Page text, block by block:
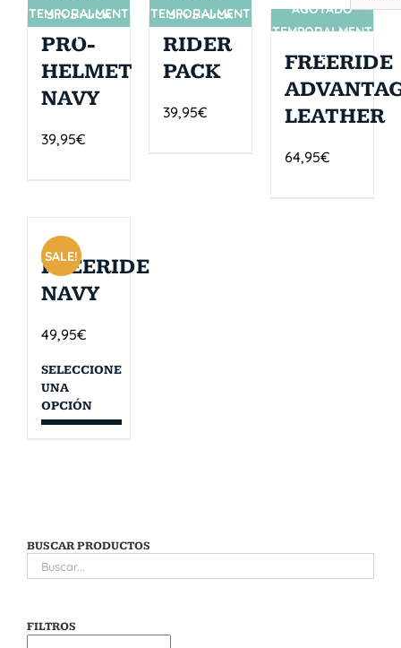
SIN STOCK
TEMPORALMENT
E
PRO-
HELMET
NAVY
39,95€
SIN STOCK
TEMPORALMENT
E
RIDER
PACK
39,95€
SIN STOCK
AGOTADO
TEMPORALMENT
E
FREERIDE
LEATHER
64,95€
SALE!
FREERIDE
NAVY
49,95€
SELECCIONE
UNA
OPCIÓN
BUSCAR PRODUCTOS
FILTROS